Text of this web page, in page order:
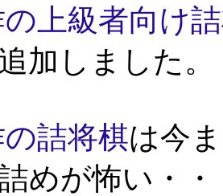
の上級者向け
加しました。
の詰将棋は今
めが怖い・・